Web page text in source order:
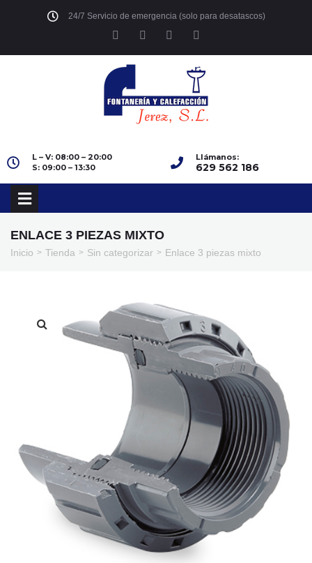
24/7 Servicio de emergencia (solo para desatascos)
L – V: 08:00 – 20:00
S: 09:00 – 13:30
Llámanos:
629 562 186
ENLACE 3 PIEZAS MIXTO
Inicio > Tienda > Sin categorizar > Enlace 3 piezas mixto